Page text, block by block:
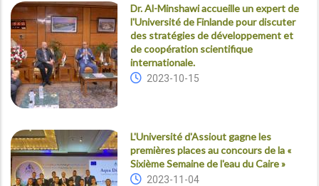
Dr. Al-Minshawi accueille un expert de
l'Université de Finlande pour discuter
des stratégies de développement et
de coopération scientifique
internationale.
2023-10-15
L'Université d'Assiout gagne les
premières places au concours de la «
Sixième Semaine de l'eau du Caire »
2023-11-04